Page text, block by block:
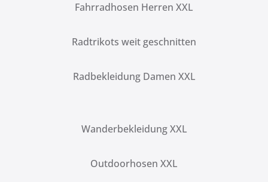
Fahrradhosen Herren XXL
Radtrikots weit geschnitten
Radbekleidung Damen XXL
Wanderbekleidung XXL
Outdoorhosen XXL